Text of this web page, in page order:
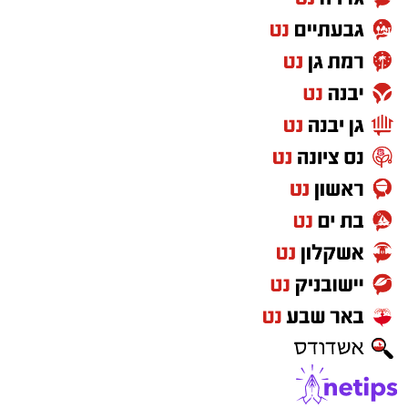
גליאוקסילית – רכיב האסור לשימוש בתכשירים
להחלקת שיער בישראל.
במשרד הבריאות מסבירים כי קיים קשר סיבתי בין
שימוש במוצרי החלקת שיער המכילים חומצה
גליאוקסילית לבין תופעות לוואי חמורות, ובהן
מקרים שלכשל כלייתי
עוד נמסר כי בבדיקה שערכה המחלקה לתמרוקים
מול היצרן הרשום במאגר, חברת "תלתל", התברר
כי נמצאו בביקורת מוצרים הנושאים את השמות
Revival Riginol PRO
לדבריה לא יוצרו על ידה. בעקבות זאת קיים חשש
באשר למקורם, להרכבם ולבטיחותם.
בנוסף, במוצרי החלקת שיער נוספים שנמצאו ללא
תווית או שלא סומנו כנדרש על פי החוק, זוהתה